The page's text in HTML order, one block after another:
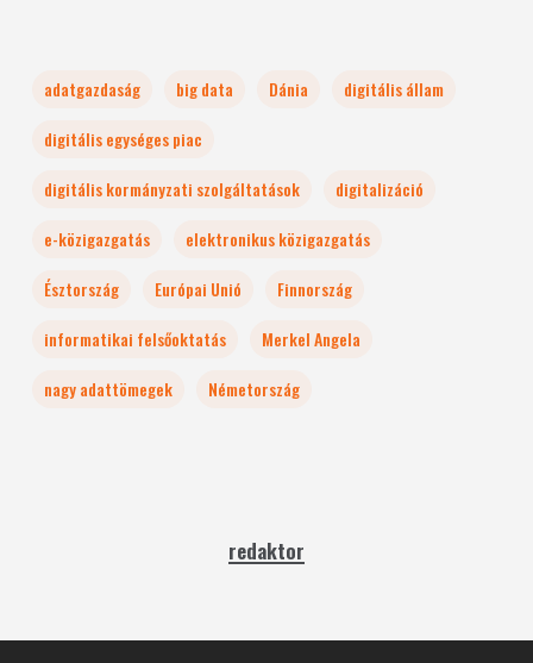
adatgazdaság big data Dánia
digitális állam
digitális egységes piac
digitális kormányzati szolgáltatások
digitalizáció
e-közigazgatás
elektronikus közigazgatás
Észtország
Európai Unió
Finnország
informatikai felsőoktatás
Merkel Angela
nagy adattömegek
Németország
redaktor